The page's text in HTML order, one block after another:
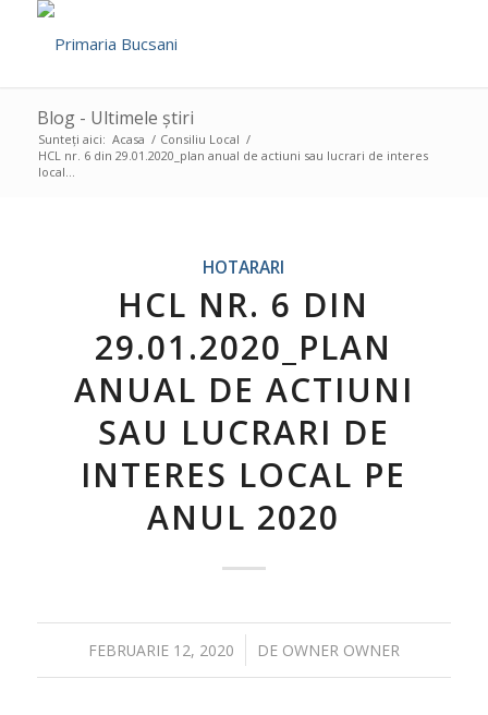
Blog - Ultimele știri
Sunteți aici: Acasa / Consiliu Local /
HCL nr. 6 din 29.01.2020_plan anual de actiuni sau lucrari de interes
local...
HOTARARI
HCL NR. 6 DIN
29.01.2020_PLAN
ANUAL DE ACTIUNI
SAU LUCRARI DE
INTERES LOCAL PE
ANUL 2020
FEBRUARIE 12, 2020
/ DE OWNER OWNER